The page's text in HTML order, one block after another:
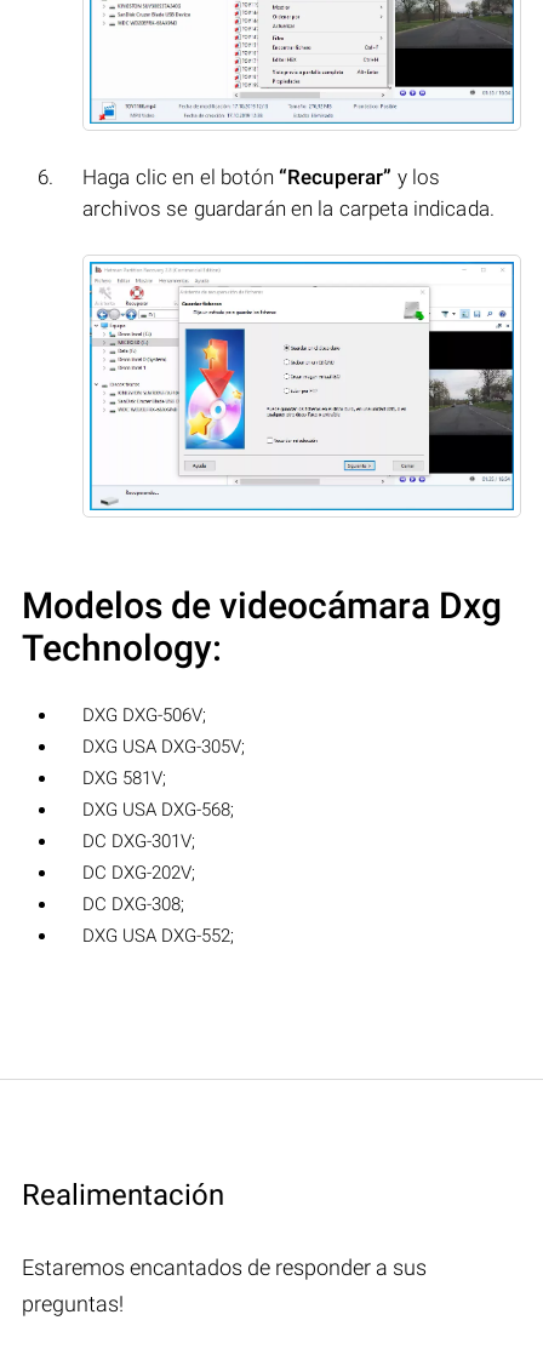
Haga clic en el botón “Recuperar” y los
archivos se guardarán en la carpeta indicada.
Modelos de videocámara Dxg
Technology:
DXG DXG-506V;
DXG USA DXG-305V;
DXG 581V;
DXG USA DXG-568;
DC DXG-301V;
DC DXG-202V;
DC DXG-308;
DXG USA DXG-552;
Realimentación
Estaremos encantados de responder a sus
preguntas!